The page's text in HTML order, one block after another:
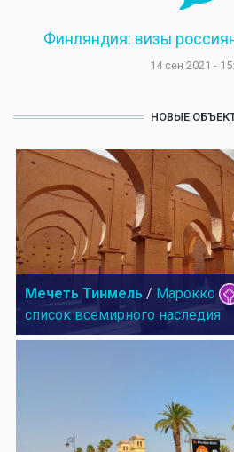
Финляндия: визы
14 сен 2021 -
НОВЫЕ
Мечеть Тинмель / Марокко
список всемирного наследия